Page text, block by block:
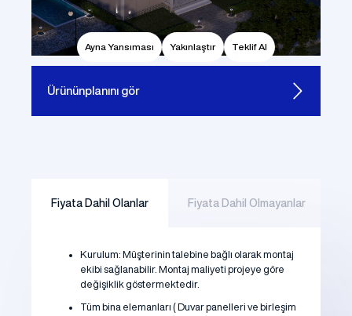
Ayna Yansıması Yakınlaştır Teklif Al
Ürününplanını gör
Fiyata Dahil Olanlar Fiyata Dahil Olmayanlar
Kurulum: Müşterinin talebine bağlı olarak montaj
ekibi sağlanabilir. Montaj maliyeti projeye göre
değişiklik göstermektedir.
Tüm bina elemanları ( Duvar panelleri ve birleşim